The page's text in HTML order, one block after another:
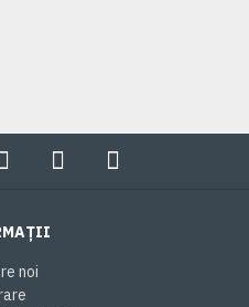
noi